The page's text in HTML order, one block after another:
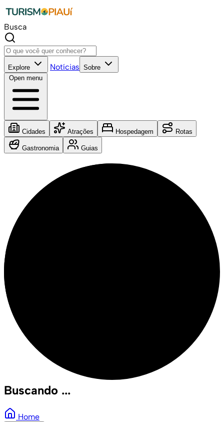
Busca
Explore Notícias Sobre
Open menu
Cidades Atrações Hospedagem Rotas
Gastronomia Guias
Buscando ...
Home